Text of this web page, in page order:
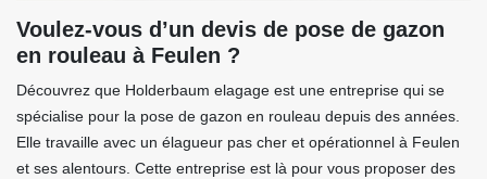
Voulez-vous d’un devis de pose de gazon
en rouleau à Feulen ?
Découvrez que Holderbaum elagage est une entreprise qui se
spécialise pour la pose de gazon en rouleau depuis des années.
Elle travaille avec un élagueur pas cher et opérationnel à Feulen
et ses alentours. Cette entreprise est là pour vous proposer des